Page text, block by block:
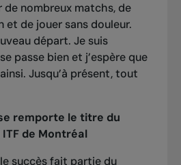
de nombreux matchs, de
et de jouer sans douleur.
départ. Je suis
passe bien et j’espère que
Jusqu’à présent, tout
remporte le titre du
de Montréal
succès fait partie du